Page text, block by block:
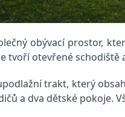
obývací prostor,
otevřené schodiště
trakt, který
a dva dětské pokoje.